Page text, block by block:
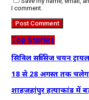
I comment.
Top Stories
सिविल सर्विसेज चयन
18 से 28 अगस्त तक
शाहजहांपुर हत्याकांड में